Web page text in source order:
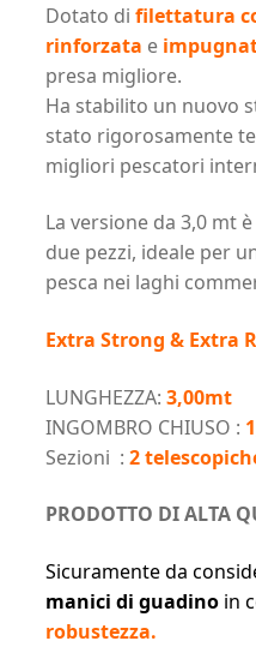
Dotato di filettatura
rinforzata e
presa migliore.
Ha stabilito un nuovo
stato rigorosamente
migliori pescatori
La versione da 3,0 mt
due pezzi, ideale per
pesca nei laghi
Extra Strong & Extra
LUNGHEZZA: 3,00mt
INGOMBRO CHIUSO :
Sezioni : 2
PRODOTTO DI ALTA
Sicuramente da
manici di guadinoin
robustezza.